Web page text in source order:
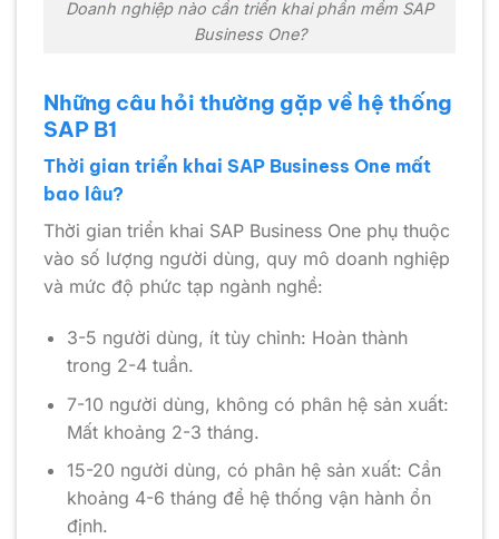
Doanh nghiệp nào cần triển khai phần mềm SAP
Business One?
Những câu hỏi thường gặp về hệ thống
SAP B1
Thời gian triển khai SAP Business One mất
bao lâu?
Thời gian triển khai SAP Business One phụ thuộc
vào số lượng người dùng, quy mô doanh nghiệp
và mức độ phức tạp ngành nghề:
3-5 người dùng, ít tùy chỉnh: Hoàn thành
trong 2-4 tuần.
7-10 người dùng, không có phân hệ sản xuất:
Mất khoảng 2-3 tháng.
15-20 người dùng, có phân hệ sản xuất: Cần
khoảng 4-6 tháng để hệ thống vận hành ổn
định.